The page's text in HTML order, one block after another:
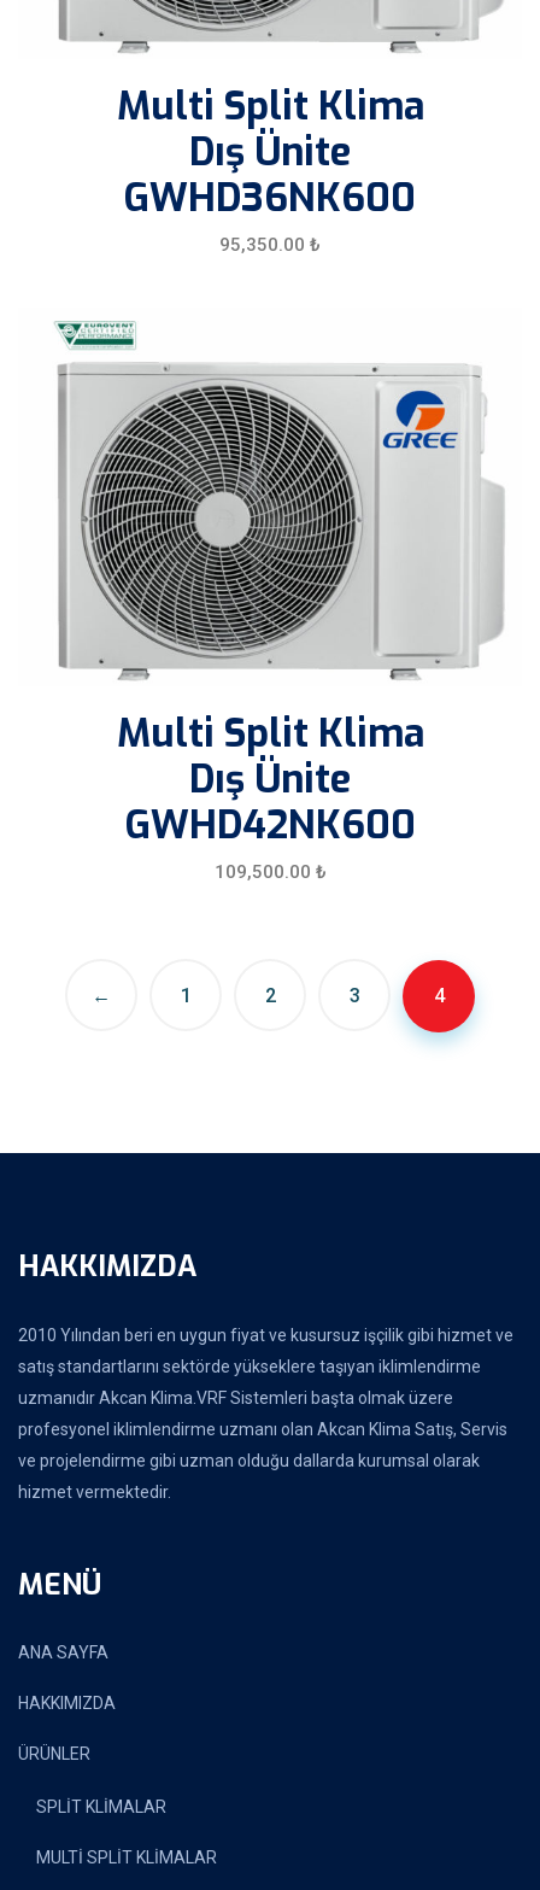
Multi Split Klima
Dış Ünite
GWHD36NK600
95,350.00 ₺
Multi Split Klima
Dış Ünite
GWHD42NK600
109,500.00 ₺
← 1 2 3 4
HAKKIMIZDA
2010 Yılından beri en uygun fiyat ve kusursuz işçilik gibi hizmet ve
satış standartlarını sektörde yükseklere taşıyan iklimlendirme
uzmanıdır Akcan Klima.VRF Sistemleri başta olmak üzere
profesyonel iklimlendirme uzmanı olan Akcan Klima Satış, Servis
ve projelendirme gibi uzman olduğu dallarda kurumsal olarak
hizmet vermektedir.
MENÜ
ANA SAYFA
HAKKIMIZDA
ÜRÜNLER
SPLİT KLİMALAR
MULTİ SPLİT KLİMALAR